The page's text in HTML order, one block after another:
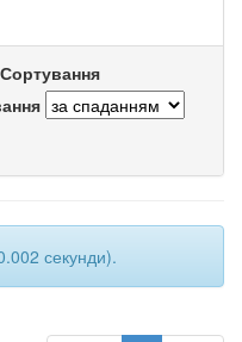
Сортування
секунди).